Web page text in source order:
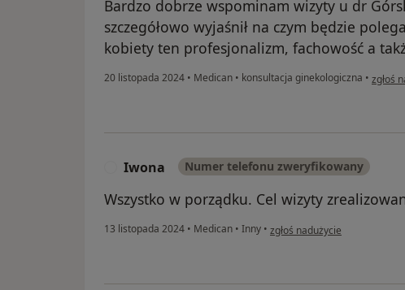
Bardzo dobrze wspominam wizyty u dr
szczegółowo wyjaśnił na czym będzie
kobiety ten profesjonalizm, fachowość a
20 listopada 2024 • Medican • konsultacja ginekologiczna • w
zgłoś
Iwona Numer telefonu zweryfikowany
Wszystko w porządku. Cel wizyty
13 listopada 2024 • Medican • Inny • w opinii użytkownika Iwona
zgłoś nadużycie